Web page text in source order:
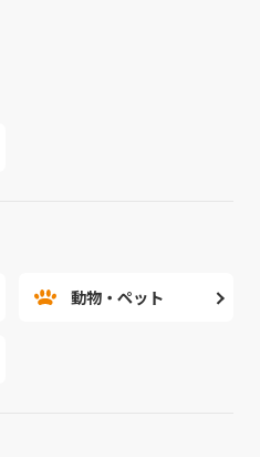
動物・ペット